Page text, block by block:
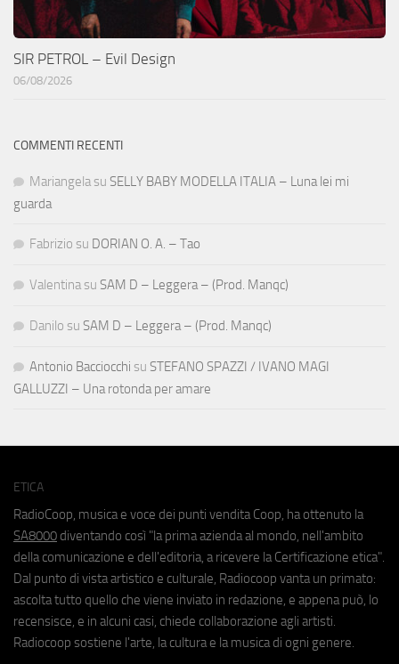
SIR PETROL – Evil Design
06/08/2026
COMMENTI RECENTI
Mariangela su SELLY BABY MODELLA ITALIA – Luna lei mi
guarda
Fabrizio su DORIAN O. A. – Tao
Valentina su SAM D – Leggera – (Prod. Manqc)
Danilo su SAM D – Leggera – (Prod. Manqc)
Antonio Bacciocchi su STEFANO SPAZZI / IVANO MAGI
GALLUZZI – Una rotonda per amare
ETICA
RadioCoop, musica e voce dei punti vendita Coop, ha ottenuto la
SA8000 diventando così "la prima azienda al mondo, nell'ambito
della comunicazione e dell'editoria, a ricevere la Certificazione etica".
Dal punto di vista artistico e culturale, Radiocoop vanta un primato:
ascolta tutto quello che viene inviato in redazione, e appena può, lo
recensisce, e in alcuni casi, chiede collaborazione agli artisti.
Radiocoop sostiene l'arte, la cultura e la musica di ogni genere.